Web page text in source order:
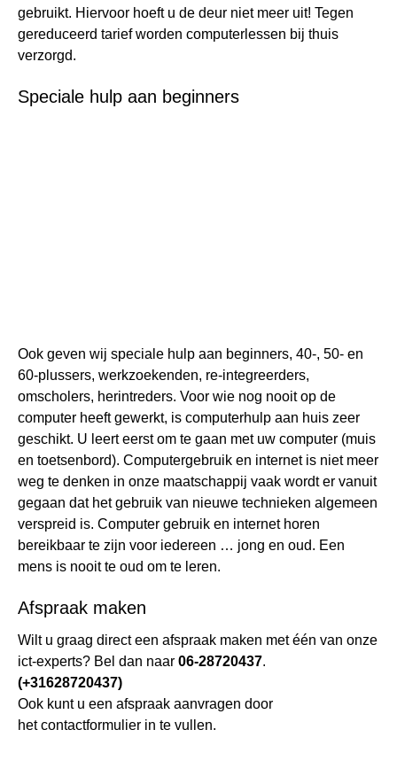
gebruikt. Hiervoor hoeft u de deur niet meer uit! Tegen
gereduceerd tarief worden computerlessen bij thuis
verzorgd.
Speciale hulp aan beginners
Ook geven wij speciale hulp aan beginners, 40-, 50- en
60-plussers, werkzoekenden, re-integreerders,
omscholers, herintreders. Voor wie nog nooit op de
computer heeft gewerkt, is computerhulp aan huis zeer
geschikt. U leert eerst om te gaan met uw computer (muis
en toetsenbord). Computergebruik en internet is niet meer
weg te denken in onze maatschappij vaak wordt er vanuit
gegaan dat het gebruik van nieuwe technieken algemeen
verspreid is. Computer gebruik en internet horen
bereikbaar te zijn voor iedereen … jong en oud. Een
mens is nooit te oud om te leren.
Afspraak maken
Wilt u graag direct een afspraak maken met één van onze
ict-experts? Bel dan naar 06-28720437.
(+31628720437)
Ook kunt u een afspraak aanvragen door
hetcontactformulier in te vullen.